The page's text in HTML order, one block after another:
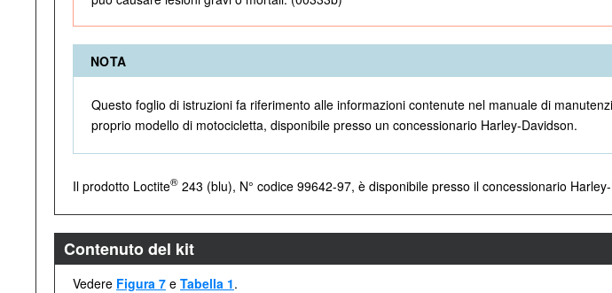
NOTA
Questo foglio di istruzioni fa riferimento alle informazioni contenute nel manuale di
proprio modello di motocicletta, disponibile presso un concessionario Harley-Davidson.
Il prodotto Loctite® 243 (blu), N° codice 99642-97, è disponibile presso il concessionario
Contenuto del kit
Vedere Figura 7 e Tabella 1.